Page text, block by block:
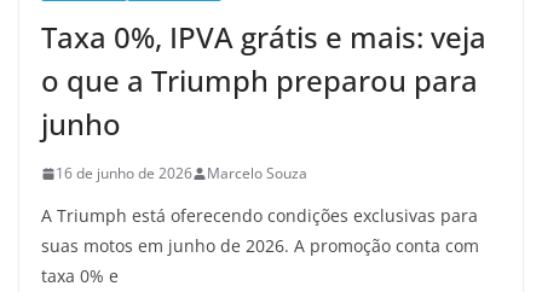
Taxa 0%, IPVA grátis e mais: veja
o que a Triumph preparou para
junho
16 de junho de 2026 Marcelo Souza
A Triumph está oferecendo condições exclusivas para
suas motos em junho de 2026. A promoção conta com
taxa 0% e